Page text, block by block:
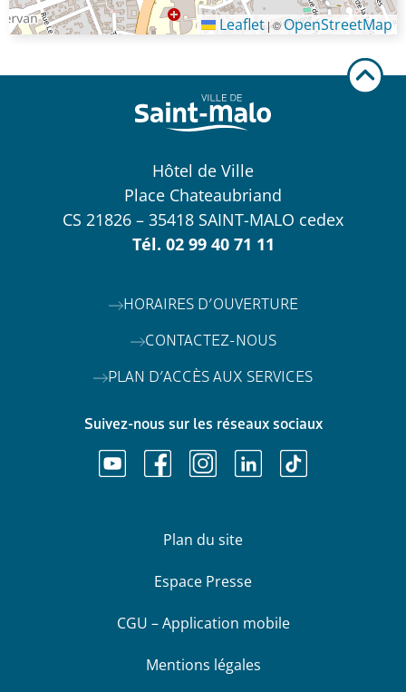
Leaflet |©OpenStreetMap
Hôtel de Ville
Place Chateaubriand
CS 21826 – 35418 SAINT-MALO cedex
Tél. 02 99 40 71 11
HORAIRES D’OUVERTURE
CONTACTEZ-NOUS
PLAN D’ACCÈS AUX SERVICES
Suivez-nous sur les réseaux sociaux
Plan du site
Espace Presse
CGU – Application mobile
Mentions légales